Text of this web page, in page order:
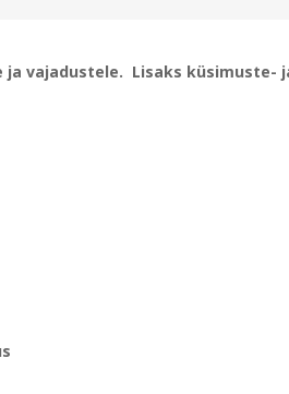
vajadustele. Lisaks küsimuste-